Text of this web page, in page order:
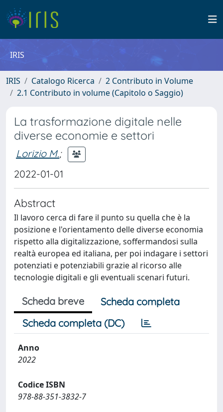
IRIS
IRIS Catalogo Ricerca
2 Contributo in Volume
2.1 Contributo in volume (Capitolo o Saggio)
La trasformazione digitale nelle
diverse economie e settori
Lorizio M.;
2022-01-01
Abstract
Il lavoro cerca di fare il punto su quella che è la
posizione e l'orientamento delle diverse economia
rispetto alla digitalizzazione, soffermandosi sulla
realtà europea ed italiana, per poi indagare i settori
potenziati e potenziabili grazie al ricorso alle
tecnologie digitali e gli eventuali scenari futuri.
Scheda breve
Scheda completa
Scheda completa (DC)
Anno
2022
Codice ISBN
978-88-351-3832-7